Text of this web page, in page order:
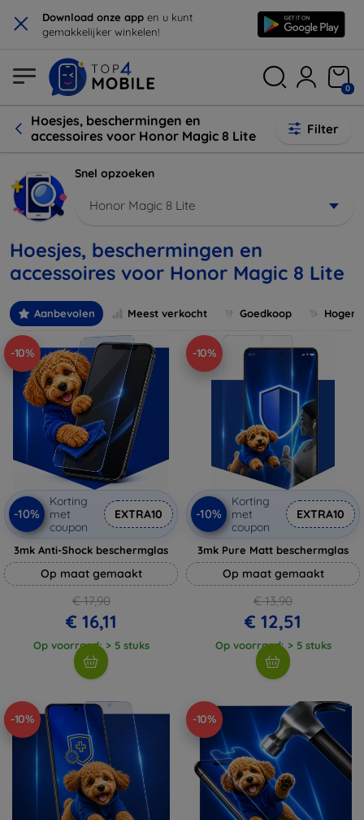
× Download onze app en u kunt
gemakkelijker winkelen!
0
Hoesjes, beschermingen en
accessoires voor Honor Magic 8 Lite
Filter
Snel opzoeken
Honor Magic 8 Lite
Hoesjes, beschermingen en
accessoires voor Honor Magic 8 Lite
Aanbevolen Meest verkocht Goedkoop
-10%
-10%
Korting
met
coupon
EXTRA10
3mk Anti-Shock beschermglas
Op maat gemaakt
€ 17,90
€ 16,11
Op voorraad: > 5 stuks
-10%
-10%
Korting
met
coupon
EXTRA10
3mk Pure Matt beschermglas
Op maat gemaakt
€ 13,90
€ 12,51
Op voorraad: > 5 stuks
-10% -10%